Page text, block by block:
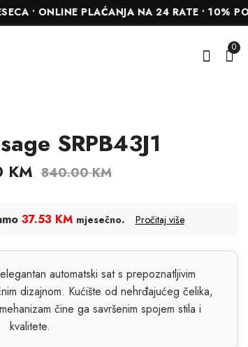
PLAĆANJA NA 24 RATE • 10%
0
SRPB43J1
KM 840.00KM
37.53 KM mjesečno. Pročitaj više
automatski sat s prepoznatljivim
dizajnom. Kućište od nehrđajućeg čelika,
čine ga savršenim spojem stila i
kvalitete.